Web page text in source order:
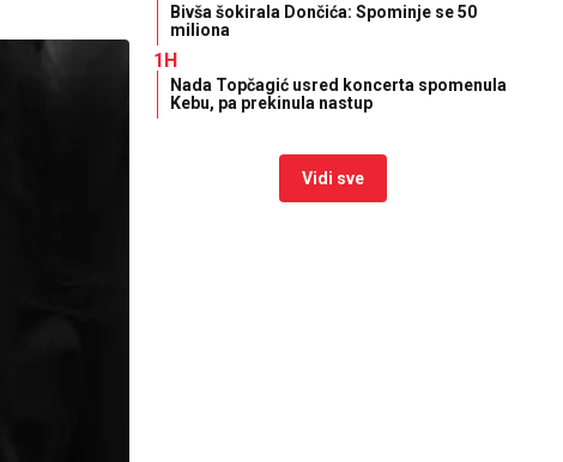
Bivša šokirala Dončića: Spominje se 50
miliona
1H
Nada Topčagić usred koncerta spomenula
Kebu, pa prekinula nastup
Vidi sve